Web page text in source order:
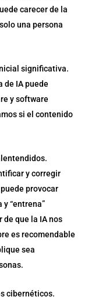
carecer de la
una persona
significativa.
de IA puede
y software
si el contenido
y corregir
provocar
“entrena”
de que la IA nos
es recomendable
sea
cibernéticos.